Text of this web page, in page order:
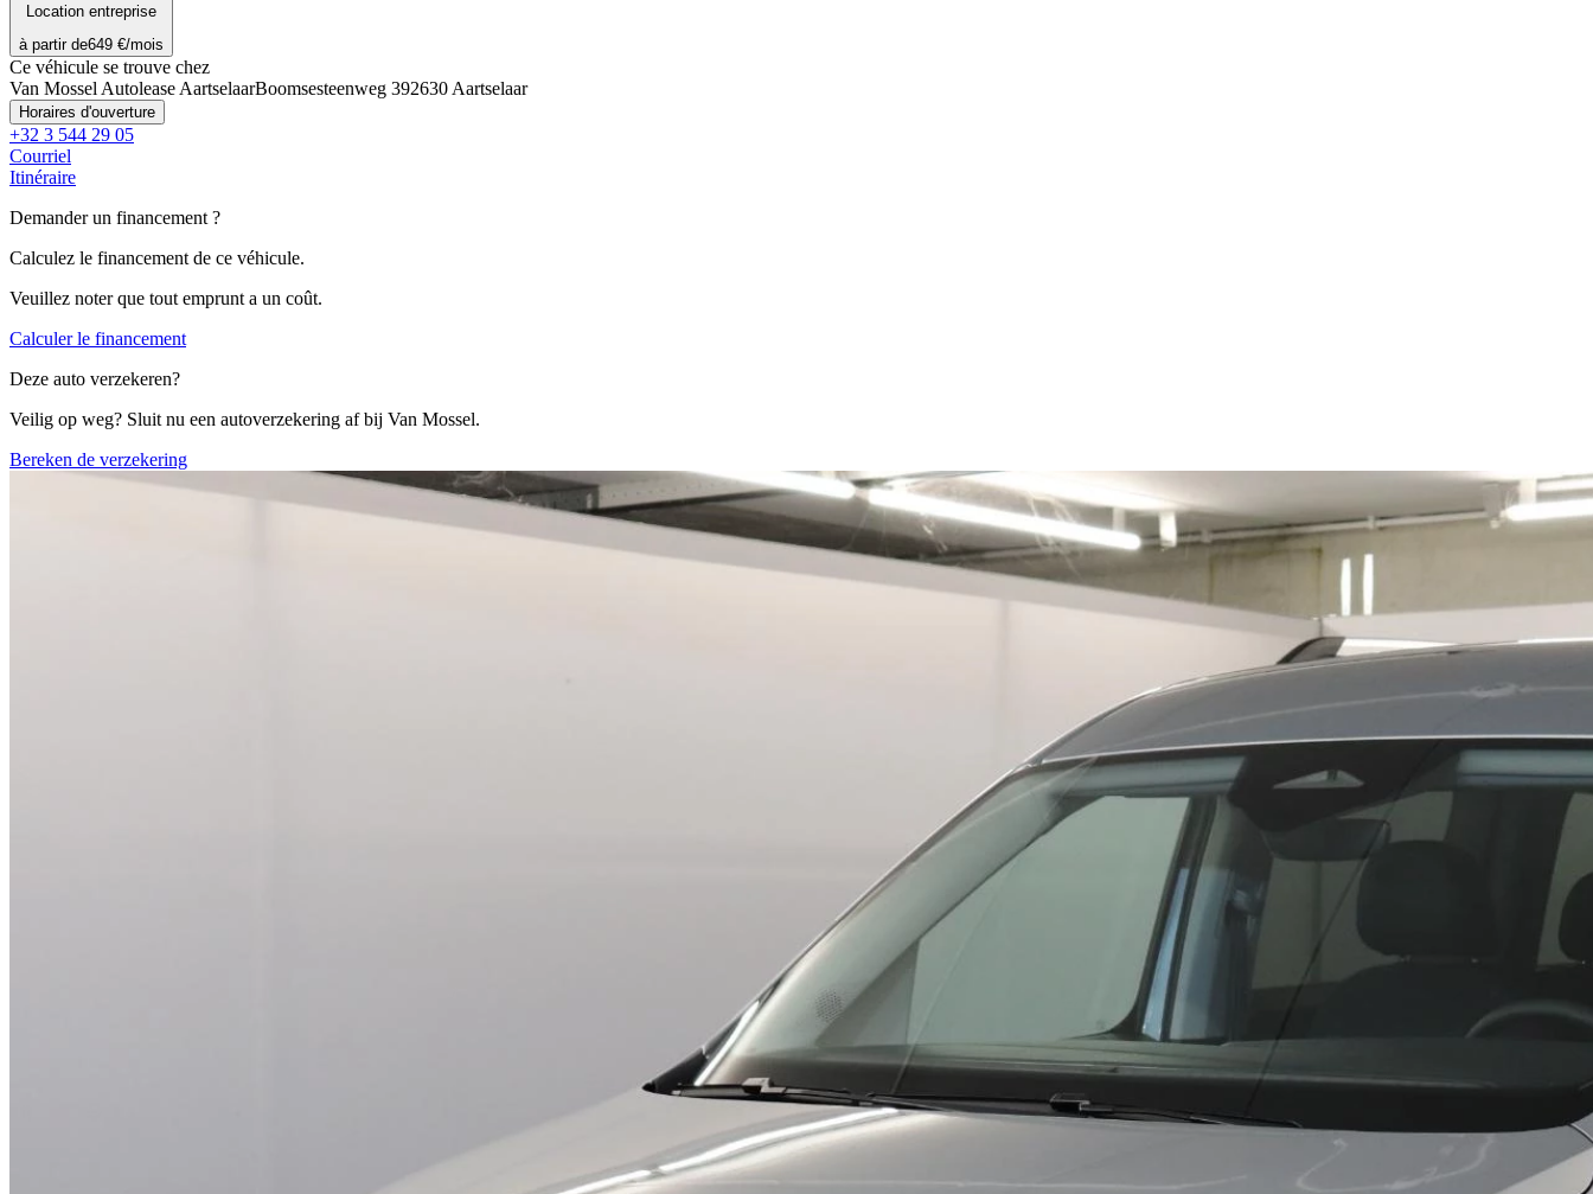
Location entreprise
à partir de649 €/mois
Ce véhicule se trouve chez
Van Mossel Autolease AartselaarBoomsesteenweg 392630 Aartselaar
Horaires d'ouverture
+32 3 544 29 05
Courriel
Itinéraire
Demander un financement ?
Calculez le financement de ce véhicule.
Veuillez noter que tout emprunt a un coût.
Calculer le financement
Deze auto verzekeren?
Veilig op weg? Sluit nu een autoverzekering af bij Van Mossel.
Bereken de verzekering